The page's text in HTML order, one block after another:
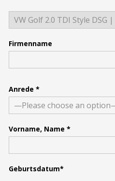
Firmenname
Anrede *
—Please choose an
Vorname, Name *
Geburtsdatum*